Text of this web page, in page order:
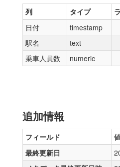
列 タイプ
日付
timestamp
駅名
text
乗車人員数
numeric
追加情報
フィールド
最終更新日